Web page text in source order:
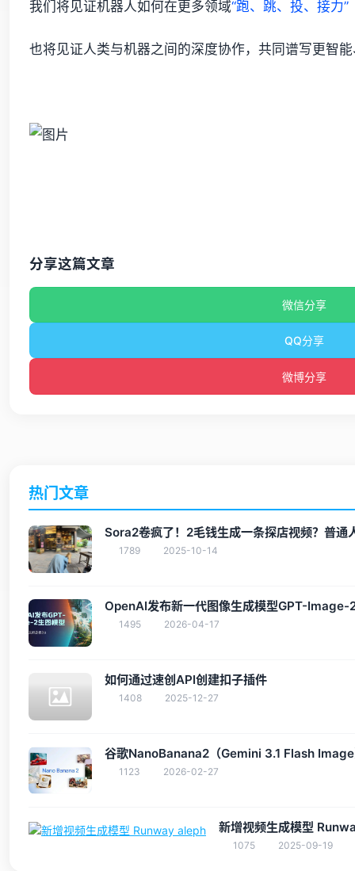
我们将见证机器人如何在更多领域“跑、跳、投、接力”
也将见证人类与机器之间的深度协作，共同谱写更智
分享这篇文章
微信分享
QQ分享
微博分享
热门文章
Sora2卷疯了！2毛钱生成一条探店视频？普通
1789 2025-10-14
‌OpenAI发布新一代图像生成模型GPT-Image-
1495 2026-04-17
如何通过速创API创建扣子插件
1408 2025-12-27
谷歌NanoBanana2（Gemini 3.1 Flash
1123 2026-02-27
新增视频生成模型
1075 2025-09-19